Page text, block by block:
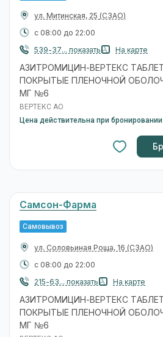
ул. Митинская, 25 (СЗАО)
с 08:00 до 22:00
539-37... показать
На карте
АЗИТРОМИЦИН-ВЕРТЕКС
ПОКРЫТЫЕ ПЛЕНОЧНОЙ
МГ №6
ВЕРТЕКС АО
Цена действительна при бронировании
Самсон-Фарма
Самовывоз
ул. Соловьиная Роща, 16 (СЗАО)
с 08:00 до 22:00
215-63... показать
На карте
АЗИТРОМИЦИН-ВЕРТЕКС
ПОКРЫТЫЕ ПЛЕНОЧНОЙ
МГ №6